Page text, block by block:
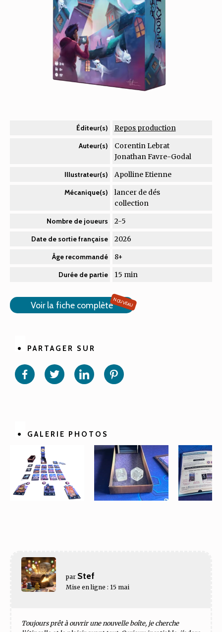
Éditeur(s) Repos production
Auteur(s)
Corentin Lebrat
Jonathan Favre-Godal
Illustrateur(s) Apolline Etienne
Mécanique(s)
lancer de dés
collection
Nombre de joueurs 2-5
Date de sortie française 2026
Âge recommandé 8+
Durée de partie 15 min
Voir la fiche complèteNOUVEAU
PARTAGER SUR
Partager
sur
Partager
sur sur
GALERIE PHOTOS
par Stef
Mise en ligne : 15 mai
Toujours prêt à ouvrir une nouvelle boîte, je cherche